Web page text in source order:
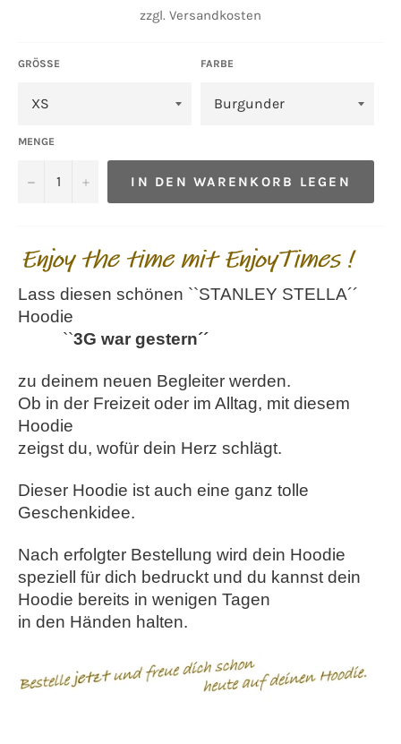
zzgl. Versandkosten
GRÖSSE FARBE
MENGE
− + IN DEN WARENKORB LEGEN
Lass diesen schönen ``STANLEY STELLA´´
Hoodie
``3G war gestern´´
zu deinem neuen Begleiter werden.
Ob in der Freizeit oder im Alltag, mit diesem
Hoodie
zeigst du, wofür dein Herz schlägt.
Dieser Hoodie ist auch eine ganz tolle
Geschenkidee.
Nach erfolgter Bestellung wird dein Hoodie
speziell für dich bedruckt und du kannst dein
Hoodie bereits in wenigen Tagen
in den Händen halten.